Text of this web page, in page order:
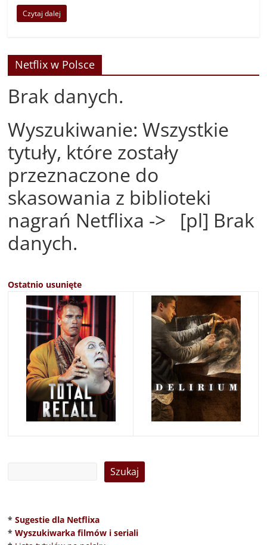
Czytaj dalej
Netflix w Polsce
Brak danych.
Wyszukiwanie: Wszystkie
tytuły, które zostały
przeznaczone do
skasowania z biblioteki
nagrań Netflixa -> [pl] Brak
danych.
Ostatnio usunięte
* Sugestie dla Netflixa
* Wyszukiwarka filmów i seriali